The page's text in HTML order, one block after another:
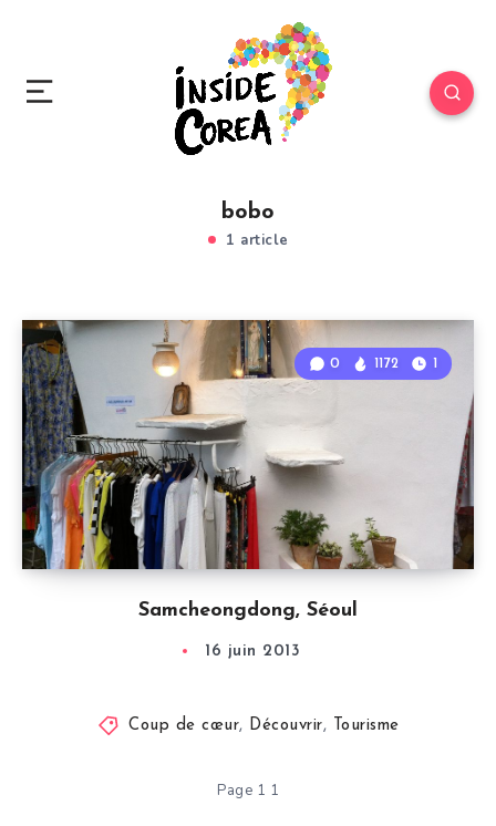
bobo
1 article
Samcheongdong, Séoul
0 1172 1
16 juin 2013
Coup de cœur, Découvrir, Tourisme
Page 1 1